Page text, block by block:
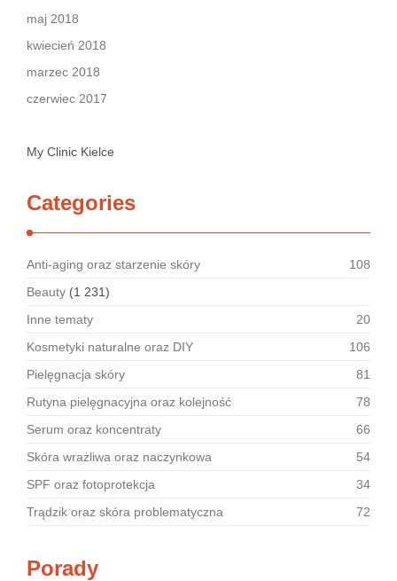
maj 2018
kwiecień 2018
marzec 2018
czerwiec 2017
My Clinic Kielce
Categories
Anti-aging oraz starzenie skóry
108
Beauty (1 231)
Inne tematy
20
Kosmetyki naturalne oraz DIY
106
Pielęgnacja skóry
81
Rutyna pielęgnacyjna oraz kolejność
78
Serum oraz koncentraty
66
Skóra wrażliwa oraz naczynkowa
54
SPF oraz fotoprotekcja
34
Trądzik oraz skóra problematyczna
72
Porady